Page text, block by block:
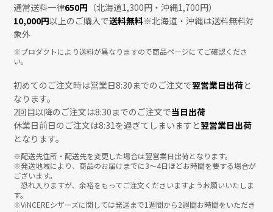
通常送料一律650円 （北海道1,300円・沖縄1,700円）
10,000円以上のご購入で送料無料※北海道・沖縄は送料無料対
象外
※プロダクトにより送料が異なりますので商品ページにてご確認くださ
い。
初めてのご注文時は営業日8:30までのご注文で翌営業日出荷と
なります。
2回目以降のご注文は8:30までのご注文で当日出荷
休業日前日のご注文は8:31を過ぎてしまいますと翌営業日出荷
となります。
※配送先住所・配送先を変更した場合は翌営業日出荷となります。
※発送地域により、商品のお届けまでに3〜4日ほどお時間を要する場合が
ございます。
恐れ入りますが、余裕をもってご注文くださいますようお願いいたしま
す。
※ViNCEREシザーズに関しては発送まで1週間から2週間お時間をいただき